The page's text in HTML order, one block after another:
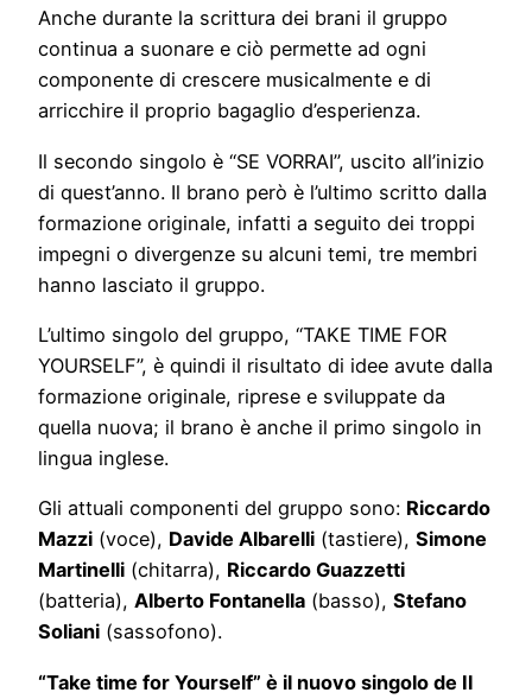
Anche durante la scrittura dei brani il gruppo
continua a suonare e ciò permette ad ogni
componente di crescere musicalmente e di
arricchire il proprio bagaglio d’esperienza.
Il secondo singolo è “SE VORRAI”, uscito all’inizio
di quest’anno. Il brano però è l’ultimo scritto dalla
formazione originale, infatti a seguito dei troppi
impegni o divergenze su alcuni temi, tre membri
hanno lasciato il gruppo.
L’ultimo singolo del gruppo, “TAKE TIME FOR
YOURSELF”, è quindi il risultato di idee avute dalla
formazione originale, riprese e sviluppate da
quella nuova; il brano è anche il primo singolo in
lingua inglese.
Gli attuali componenti del gruppo sono: Riccardo
Mazzi (voce), Davide Albarelli (tastiere), Simone
Martinelli (chitarra), Riccardo Guazzetti
(batteria), Alberto Fontanella (basso), Stefano
Soliani (sassofono).
“Take time for Yourself” è il nuovo singolo de Il